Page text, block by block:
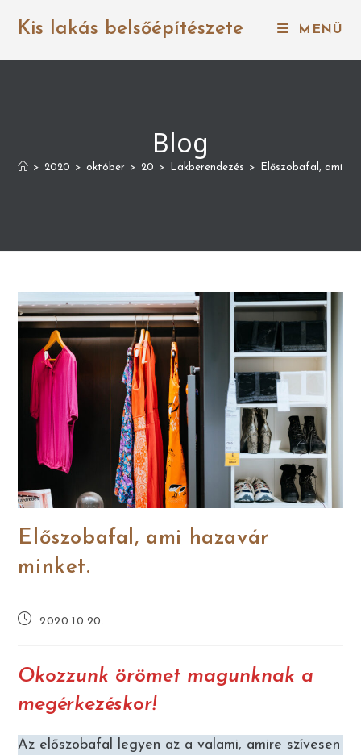
Kis lakás belsőépítészete MENÜ
Blog
> 2020 > október > 20 > Lakberendezés > Előszobafal, ami
Előszobafal, ami hazavár
minket.
2020.10.20.
Okozzunk örömet magunknak a
megérkezéskor!
Az előszobafal legyen az a valami, amire szívesen